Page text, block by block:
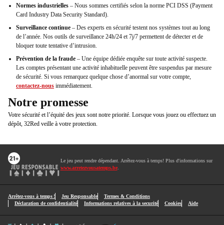
Normes industrielles – Nous sommes certifiés selon la norme PCI DSS (Payment
Card Industry Data Security Standard).
Surveillance continue – Des experts en sécurité testent nos systèmes tout au long
de l’année. Nos outils de surveillance 24h/24 et 7j/7 permettent de détecter et de
bloquer toute tentative d’intrusion.
Prévention de la fraude – Une équipe dédiée enquête sur toute activité suspecte.
Les comptes présentant une activité inhabituelle peuvent être suspendus par mesure
de sécurité. Si vous remarquez quelque chose d’anormal sur votre compte,
contactez-nous immédiatement.
Notre promesse
Votre sécurité et l’équité des jeux sont notre priorité. Lorsque vous jouez ou effectuez un
dépôt, 32Red veille à votre protection.
Le jeu peut rendre dépendant. Arrêtez-vous à temps! Plus d'informations sur
www.arretezvousatemps.be.
Arrêtez-vous à temps ! Jeu Responsable
Termes & Conditions
Déclaration de confidentialité
Informations relatives à la securité Cookies Aide